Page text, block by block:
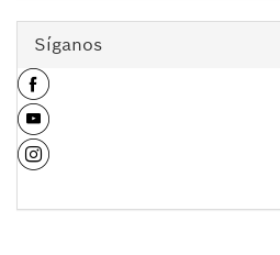
Síganos